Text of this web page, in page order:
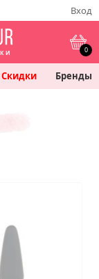
Вход
0
Скидки Бренды